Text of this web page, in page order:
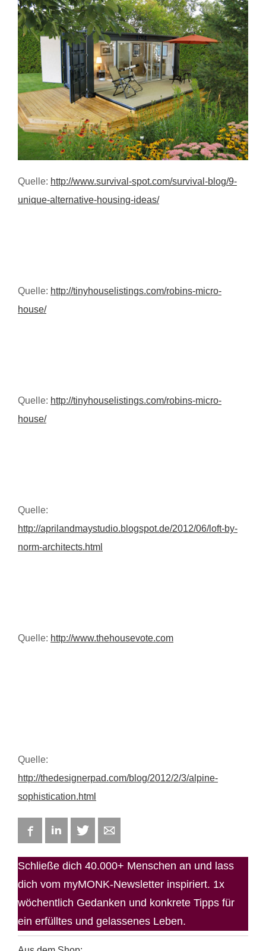
Quelle: http://www.survival-spot.com/survival-blog/9-
unique-alternative-housing-ideas/
Quelle: http://tinyhouselistings.com/robins-micro-
house/
Quelle: http://tinyhouselistings.com/robins-micro-
house/
Quelle:
http://aprilandmaystudio.blogspot.de/2012/06/loft-by-
norm-architects.html
Quelle: http://www.thehousevote.com
Quelle:
http://thedesignerpad.com/blog/2012/2/3/alpine-
sophistication.html
FacebookLinkedIn Twitter
Schließe dich 40.000+ Menschen an und lass
dich vom myMONK-Newsletter inspiriert. 1x
wöchentlich Gedanken und konkrete Tipps für
ein erfülltes und gelassenes Leben.